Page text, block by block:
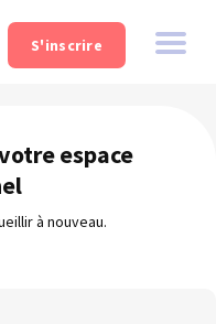
espace
à nouveau.
S'inscrire